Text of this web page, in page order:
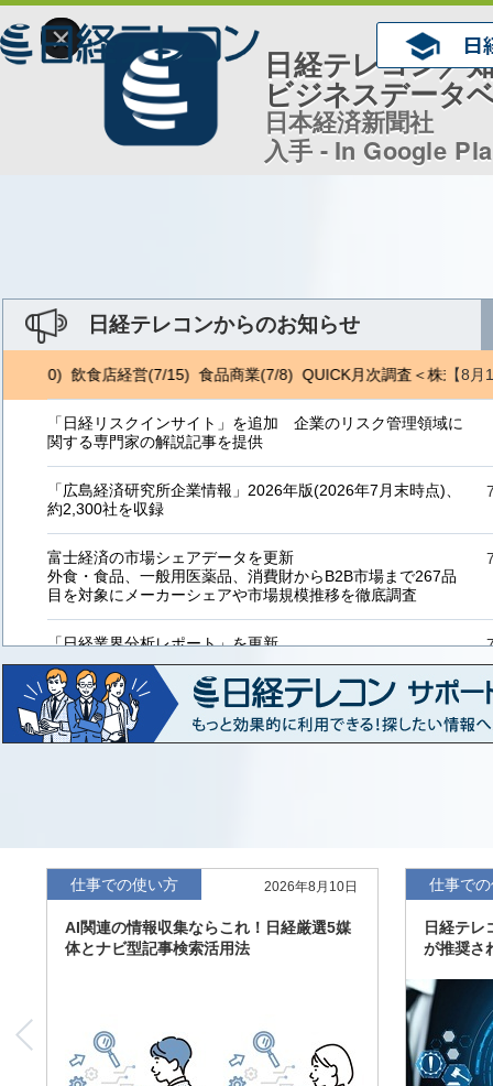
×
日経テレコン／
ビジネスデータ
日本経済新聞社
入手 - In Google
日経テレコンからのお知らせ
【8月
(8/10) 飲食店経営(7/15) 食品商業(7/8) QUICK月次調査＜株式＞
「日経リスクインサイト」を追加 企業のリスク管理領域に
関する専門家の解説記事を提供
「広島経済研究所企業情報」2026年版(2026年7月末時点)、
約2,300社を収録
富士経済の市場シェアデータを更新
外食・食品、一般用医薬品、消費財からB2B市場まで267品
目を対象にメーカーシェアや市場規模推移を徹底調査
「日経業界分析レポート」を更新
「工業用プラスチック製品」「システムインテグレーター」
など20業界の内容を刷新
「東洋経済海外進出企業情報」の2026年版、約3万6千社を
収録
「日経POS情報マーケットレポート」の最新版、10～3月実
績の市場動向を速報
度の予想を実施
仕事での使い方 2026年8月10日
AI関連の情報収集ならこれ！日経厳選5媒
体とナビ型記事検索活用法
仕事で
日経テレ
が推奨さ